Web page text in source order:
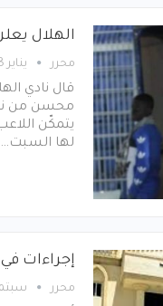
الهلال
محرر يناير 8, 2020
قال نادي
محسن من
يتمكّن
لها السبت…
إجراءات
محرر سبتمبر